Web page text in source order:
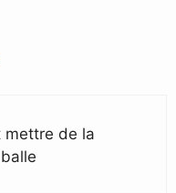
mettre de la